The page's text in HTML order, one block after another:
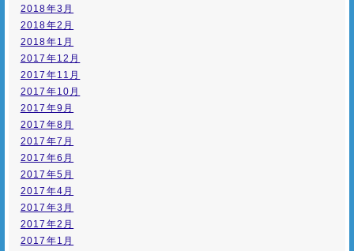
2018年3月
2018年2月
2018年1月
2017年12月
2017年11月
2017年10月
2017年9月
2017年8月
2017年7月
2017年6月
2017年5月
2017年4月
2017年3月
2017年2月
2017年1月